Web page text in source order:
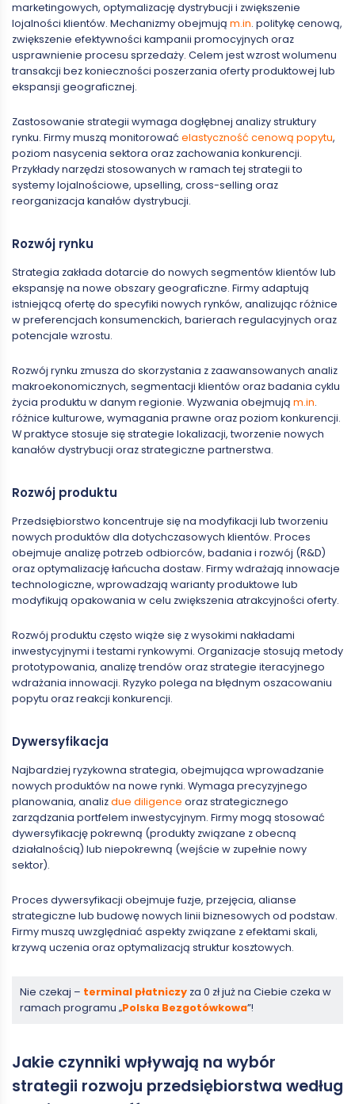
marketingowych, optymalizację dystrybucji i zwiększenie
lojalności klientów. Mechanizmy obejmują m.in. politykę cenową,
zwiększenie efektywności kampanii promocyjnych oraz
usprawnienie procesu sprzedaży. Celem jest wzrost wolumenu
transakcji bez konieczności poszerzania oferty produktowej lub
ekspansji geograficznej.
Zastosowanie strategii wymaga dogłębnej analizy struktury
rynku. Firmy muszą monitorować elastyczność cenową popytu,
poziom nasycenia sektora oraz zachowania konkurencji.
Przykłady narzędzi stosowanych w ramach tej strategii to
systemy lojalnościowe, upselling, cross-selling oraz
reorganizacja kanałów dystrybucji.
Rozwój rynku
Strategia zakłada dotarcie do nowych segmentów klientów lub
ekspansję na nowe obszary geograficzne. Firmy adaptują
istniejącą ofertę do specyfiki nowych rynków, analizując różnice
w preferencjach konsumenckich, barierach regulacyjnych oraz
potencjale wzrostu.
Rozwój rynku zmusza do skorzystania z zaawansowanych analiz
makroekonomicznych, segmentacji klientów oraz badania cyklu
życia produktu w danym regionie. Wyzwania obejmują m.in.
różnice kulturowe, wymagania prawne oraz poziom konkurencji.
W praktyce stosuje się strategie lokalizacji, tworzenie nowych
kanałów dystrybucji oraz strategiczne partnerstwa.
Rozwój produktu
Przedsiębiorstwo koncentruje się na modyfikacji lub tworzeniu
nowych produktów dla dotychczasowych klientów. Proces
obejmuje analizę potrzeb odbiorców, badania i rozwój (R&D)
oraz optymalizację łańcucha dostaw. Firmy wdrażają innowacje
technologiczne, wprowadzają warianty produktowe lub
modyfikują opakowania w celu zwiększenia atrakcyjności oferty.
Rozwój produktu często wiąże się z wysokimi nakładami
inwestycyjnymi i testami rynkowymi. Organizacje stosują metody
prototypowania, analizę trendów oraz strategie iteracyjnego
wdrażania innowacji. Ryzyko polega na błędnym oszacowaniu
popytu oraz reakcji konkurencji.
Dywersyfikacja
Najbardziej ryzykowna strategia, obejmująca wprowadzanie
nowych produktów na nowe rynki. Wymaga precyzyjnego
planowania, analizdue diligence oraz strategicznego
zarządzania portfelem inwestycyjnym. Firmy mogą stosować
dywersyfikację pokrewną (produkty związane z obecną
działalnością) lub niepokrewną (wejście w zupełnie nowy
sektor).
Proces dywersyfikacji obejmuje fuzje, przejęcia, alianse
strategiczne lub budowę nowych linii biznesowych od podstaw.
Firmy muszą uwzględniać aspekty związane z efektami skali,
krzywą uczenia oraz optymalizacją struktur kosztowych.
Nie czekaj – terminal płatniczy za 0 zł już na Ciebie czeka w
ramach programu „Polska Bezgotówkowa”!
Jakie czynniki wpływają na wybór
strategii rozwoju przedsiębiorstwa według